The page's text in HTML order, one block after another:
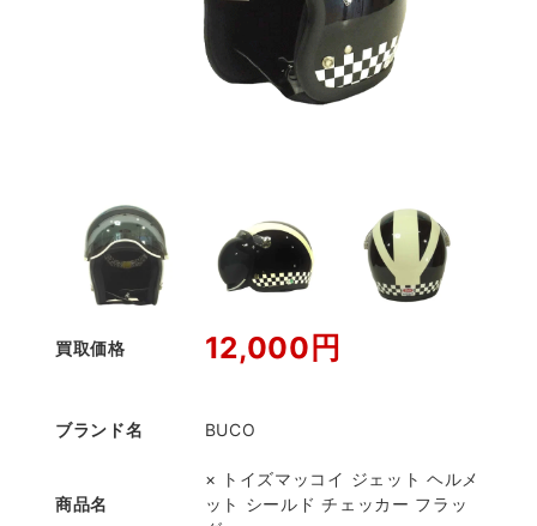
買取価格 12,000円
ブランド名 BUCO
商品名
× トイズマッコイ ジェット ヘルメ
ット シールド チェッカー フラッ